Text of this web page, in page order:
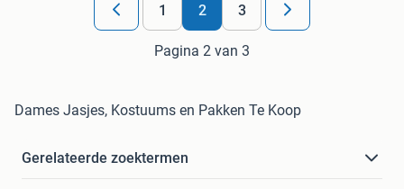
1 2 3
Pagina 2 van 3
Dames Jasjes, Kostuums en Pakken Te Koop
Gerelateerde zoektermen